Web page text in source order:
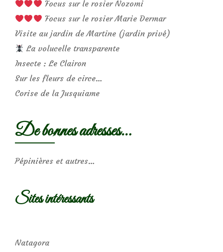
Focus sur le rosier Nozomi
Focus sur le rosier Marie Dermar
Visite au jardin de Martine (jardin privé)
La volucelle transparente
Insecte : Le Clairon
Sur les fleurs de circe…
Corise de la Jusquiame
De bonnes adresses…
Pépinières et autres…
Sites intéressants
Natagora